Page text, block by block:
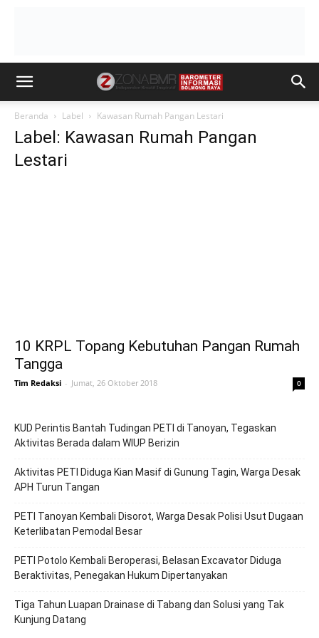
Beranda Label Kawasan Rumah Pangan Lestari
Label: Kawasan Rumah Pangan
Lestari
10 KRPL Topang Kebutuhan Pangan Rumah
Tangga
Tim Redaksi - Jumat, 26 Oktober 2018 0
KUD Perintis Bantah Tudingan PETI di Tanoyan, Tegaskan
Aktivitas Berada dalam WIUP Berizin
Aktivitas PETI Diduga Kian Masif di Gunung Tagin, Warga Desak
APH Turun Tangan
PETI Tanoyan Kembali Disorot, Warga Desak Polisi Usut Dugaan
Keterlibatan Pemodal Besar
PETI Potolo Kembali Beroperasi, Belasan Excavator Diduga
Beraktivitas, Penegakan Hukum Dipertanyakan
Tiga Tahun Luapan Drainase di Tabang dan Solusi yang Tak
Kunjung Datang